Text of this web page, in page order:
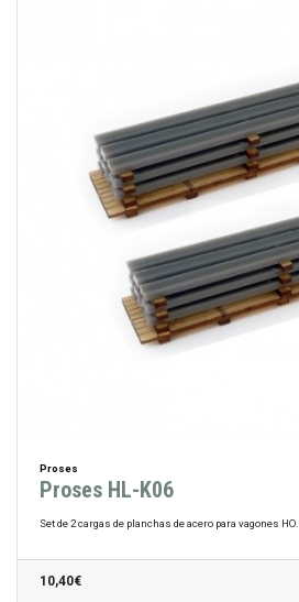
Proses
Proses HL-K06
Set de 2 cargas de planchas de acero para vagones HO.
10,40€